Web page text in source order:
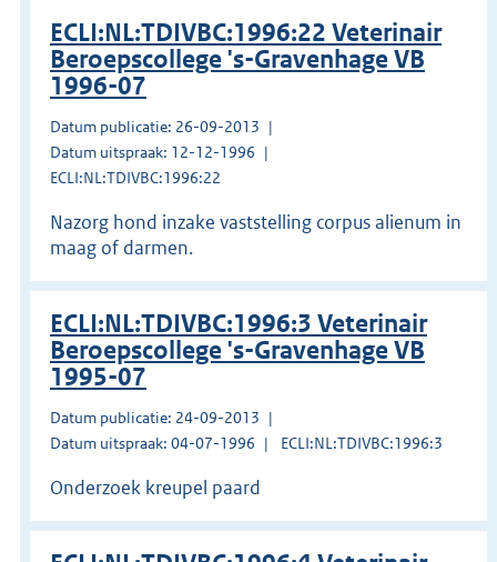
ECLI:NL:TDIVBC:1996:22 Veterinair
Beroepscollege 's-Gravenhage VB
1996-07
Datum publicatie: 26-09-2013
Datum uitspraak: 12-12-1996
ECLI:NL:TDIVBC:1996:22
Nazorg hond inzake vaststelling corpus alienum in
maag of darmen.
ECLI:NL:TDIVBC:1996:3 Veterinair
Beroepscollege 's-Gravenhage VB
1995-07
Datum publicatie: 24-09-2013
Datum uitspraak: 04-07-1996
ECLI:NL:TDIVBC:1996:3
Onderzoek kreupel paard